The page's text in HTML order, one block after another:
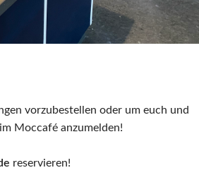
vorzubestellen oder um euch und
Moccafé anzumelden!
reservieren!